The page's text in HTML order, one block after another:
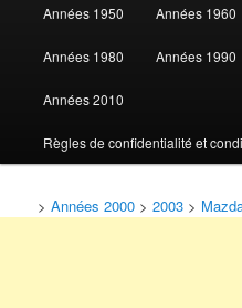
Années 1950 Années 1960
Années 1980 Années 1990
Années 2010
Règles de confidentialité et
>Années 2000 >2003 >